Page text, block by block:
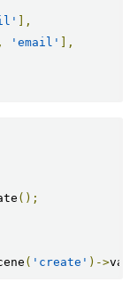
],
, 'email'
],
();
( 'create' )->